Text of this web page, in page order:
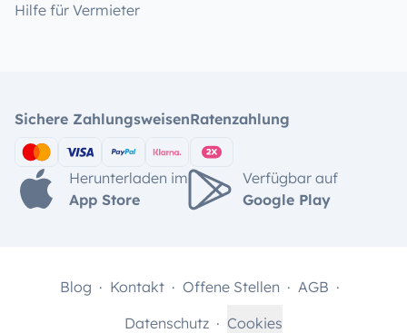
Hilfe für Vermieter
Sichere ZahlungsweisenRatenzahlung
Herunterladen im
App Store
Verfügbar auf
Google Play
Blog Kontakt Offene Stellen
AGB
Datenschutz
Cookies